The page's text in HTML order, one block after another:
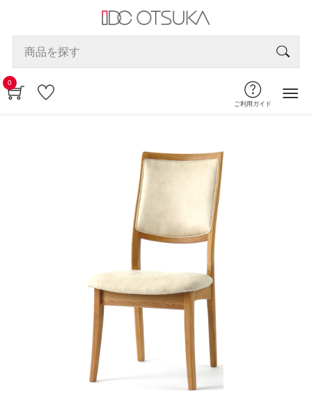
0
ご利用ガイド